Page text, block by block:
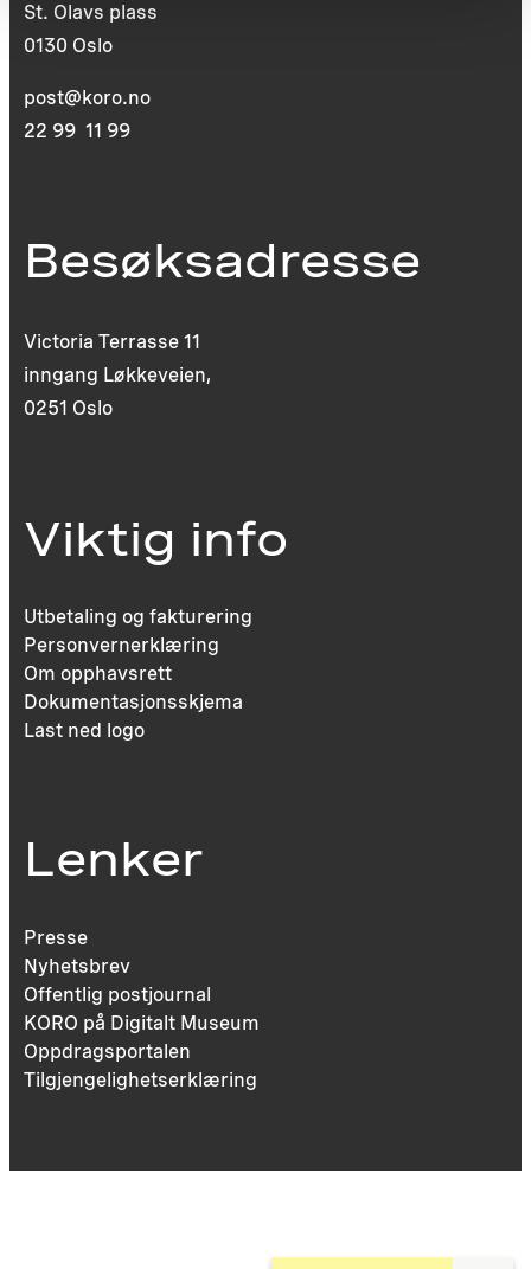
St. Olavs plass
0130 Oslo
post@koro.no
22 99 11 99
Besøksadresse
Victoria Terrasse 11
inngang Løkkeveien,
0251 Oslo
Viktig info
Utbetaling og fakturering
Personvernerklæring
Om opphavsrett
Dokumentasjonsskjema
Last ned logo
Lenker
Presse
Nyhetsbrev
Offentlig postjournal
KORO på Digitalt Museum
Oppdragsportalen
Tilgjengelighetserklæring